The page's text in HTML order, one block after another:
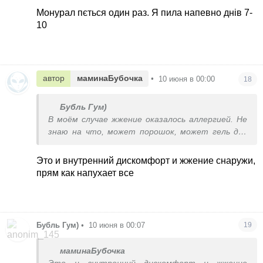
Монурал пється один раз. Я пила напевно днів 7-
10
автор маминаБубочка • 10 июня в 00:00 18
Бубль Гум)
В моём случае жжение оказалось аллергией. Не
знаю на что, может порошок, может гель для
простого препарата от алергии всё прошло.
Так что, исключите этот момент.
Это и внутренний дискомфорт и жжение снаружи,
прям как напухает все
Бубль Гум) • 10 июня в 00:07 19
маминаБубочка